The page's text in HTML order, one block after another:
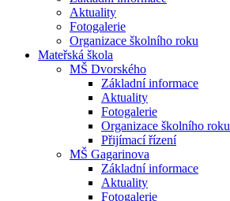
Aktuality
Fotogalerie
Organizace školního roku
Mateřská škola
MŠ Dvorského
Základní informace
Aktuality
Fotogalerie
Organizace školního roku
Přijímací řízení
MŠ Gagarinova
Základní informace
Aktuality
Fotogalerie